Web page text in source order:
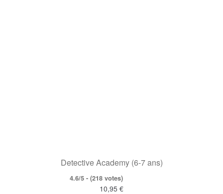
Detective Academy (6-7 ans)
4.6/5 - (218 votes)
10,95 €